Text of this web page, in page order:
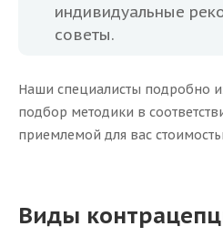
индивидуальные
советы.
Наши специалисты подробно
подбор методики в
приемлемой для вас
Виды